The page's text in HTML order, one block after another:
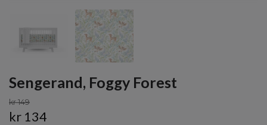
Sengerand, Foggy Forest
kr 149
kr 134